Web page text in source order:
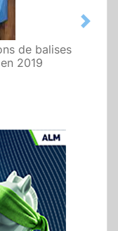
de balises
2019
Next